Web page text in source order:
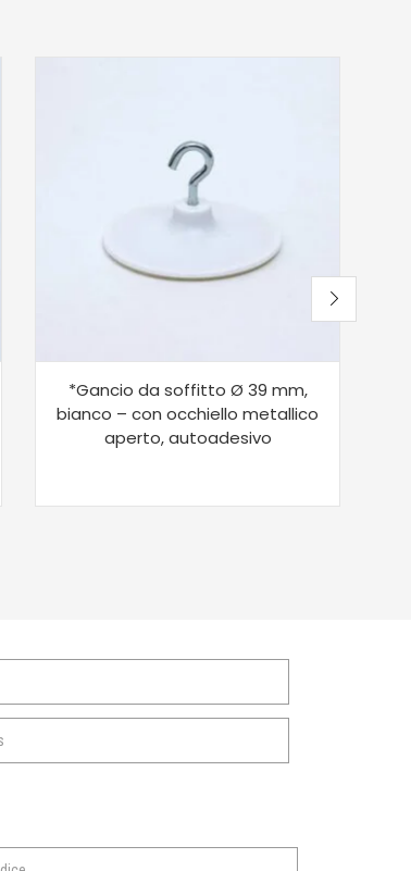
*Gancio da soffitto Ø 39 mm,
bianco – con occhiello metallico
aperto, autoadesivo